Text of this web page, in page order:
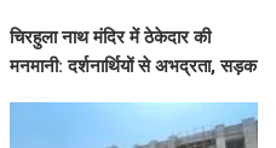
चिरहुला नाथ मंदिर में ठेकेदार की
मनमानी: दर्शनार्थियों से अभद्रता, सड़क